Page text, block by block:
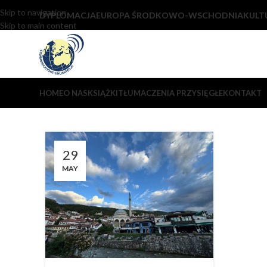
Skip to navigation
Skip to main content
DYPLOMACJAEUROPA ŚRODKOWO-WSCHODNIA
HOMEO NASKSIĄŻKITŁUMACZENIA PRZYSIĘGŁEKONTAKT
29
MAY